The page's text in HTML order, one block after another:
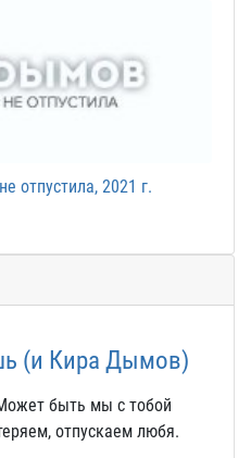
отпустила, 2021 г.
(и Кира Дымов)
быть мы с тобой
отпускаем любя.